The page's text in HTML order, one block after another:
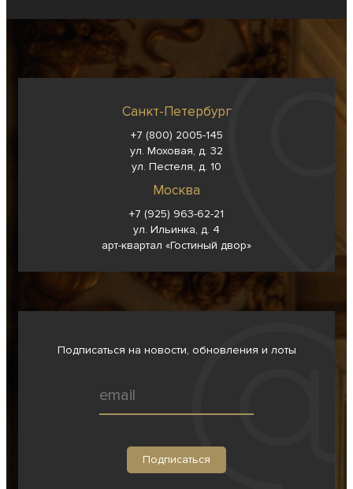
Санкт-Петербург
+7 (800) 2005-145
ул. Моховая, д. 32
ул. Пестеля, д. 10
Москва
+7 (925) 963-62-21
ул. Ильинка, д. 4
арт-квартал «Гостиный двор»
Подписаться на новости, обновления и лоты